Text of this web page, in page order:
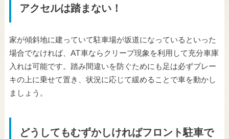
アクセルは踏まない！
家が傾斜地に建っていて駐車場が坂道になっているといった
場合でなければ、AT車ならクリープ現象を利用して充分車庫
入れは可能です。踏み間違いを防ぐためにも足は必ずブレー
キの上に乗せて置き、状況に応じて緩めることで車を動かし
ましょう。
どうしてもむずかしければフロント駐車で